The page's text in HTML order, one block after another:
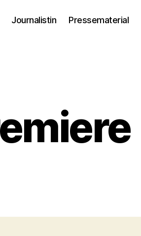
Journalistin Pressematerial